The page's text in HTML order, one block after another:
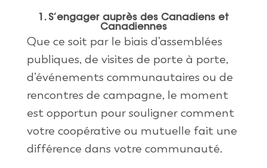
1. S’engager auprès des Canadiens et
Canadiennes
Que ce soit par le biais d’assemblées
publiques, de visites de porte à porte,
d’événements communautaires ou de
rencontres de campagne, le moment
est opportun pour souligner comment
votre coopérative ou mutuelle fait une
différence dans votre communauté.